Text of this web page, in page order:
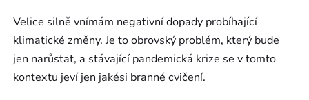
Velice silně vnímám negativní dopady probíhající
klimatické změny. Je to obrovský problém, který bude
jen narůstat, a stávající pandemická krize se v tomto
kontextu jeví jen jakési branné cvičení.